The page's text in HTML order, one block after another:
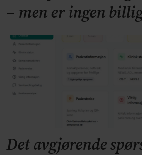
– men er ingen
Det avgjørende